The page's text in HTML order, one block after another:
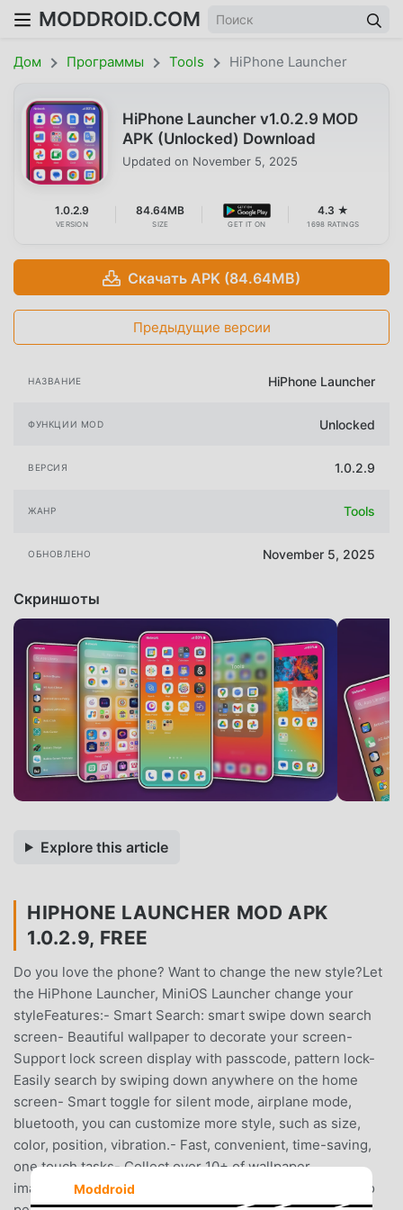
MODDROID.COM
Дом Программы Tools HiPhone Launcher
HiPhone Launcher v1.0.2.9 MOD
APK (Unlocked) Download
Updated on November 5, 2025
1.0.2.9
VERSION
84.64MB
SIZE GET IT ON
4.3 ★
1698 RATINGS
Скачать APK (84.64MB)
Предыдущие версии
НАЗВАНИЕ HiPhone Launcher
ФУНКЦИИ MOD Unlocked
ВЕРСИЯ 1.0.2.9
ЖАНР Tools
ОБНОВЛЕНО November 5, 2025
Скриншоты
Explore this article
HIPHONE LAUNCHER MOD APK
1.0.2.9, FREE
Do you love the phone? Want to change the new style?Let
the HiPhone Launcher, MiniOS Launcher change your
styleFeatures:- Smart Search: smart swipe down search
screen- Beautiful wallpaper to decorate your screen-
Support lock screen display with passcode, pattern lock-
Easily search by swiping down anywhere on the home
screen- Smart toggle for silent mode, airplane mode,
bluetooth, you can customize more style, such as size,
color, position, vibration.- Fast, convenient, time-saving,
one touch tasks- Collect over 10+ of wallpaper
imagesNote:- This app requires Accessibility Services to
Moddroid